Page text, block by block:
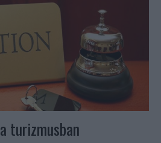
turizmusban